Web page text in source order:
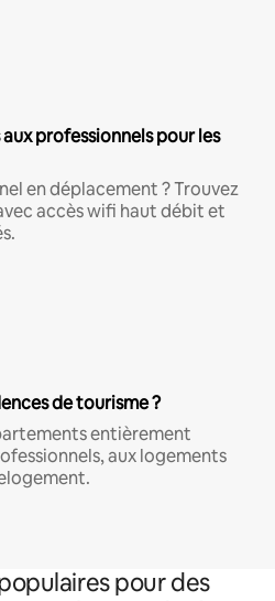
professionnels pour les
en déplacement ? Trouvez
accès wifi haut débit et
de tourisme ?
entièrement
aux logements
pour des